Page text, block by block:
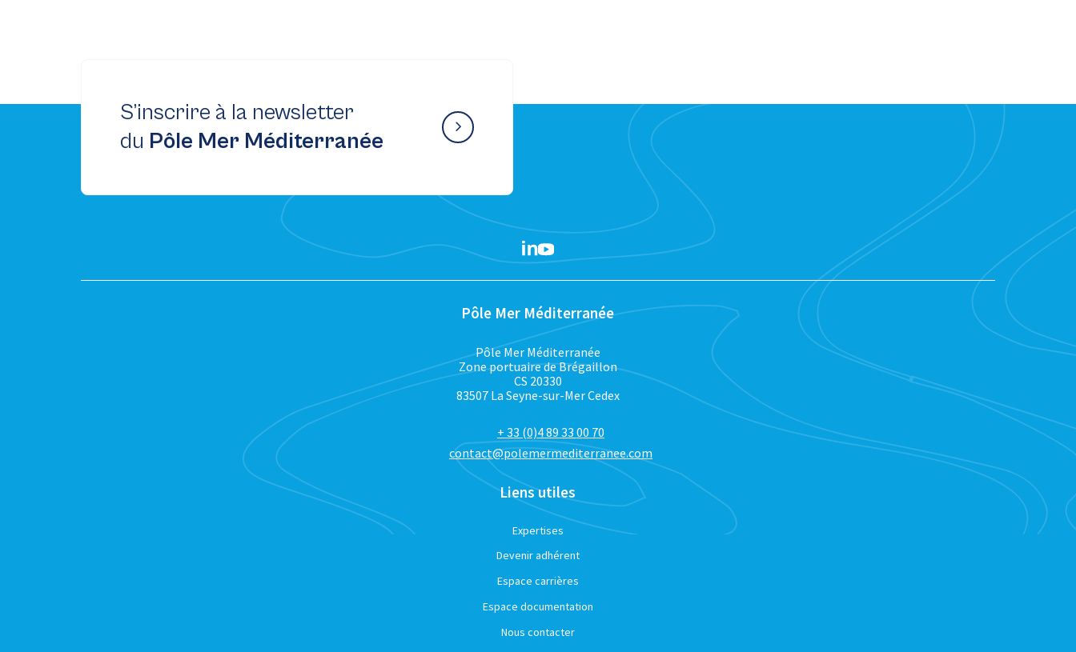
S’inscrire à la newsletter
du Pôle Mer Méditerranée
Pôle Mer Méditerranée
Pôle Mer Méditerranée
Zone portuaire de Brégaillon
CS 20330
83507 La Seyne-sur-Mer Cedex
+ 33 (0)4 89 33 00 70
contact@polemermediterranee.com
Liens utiles
Expertises
Devenir adhérent
Espace carrières
Espace documentation
Nous contacter